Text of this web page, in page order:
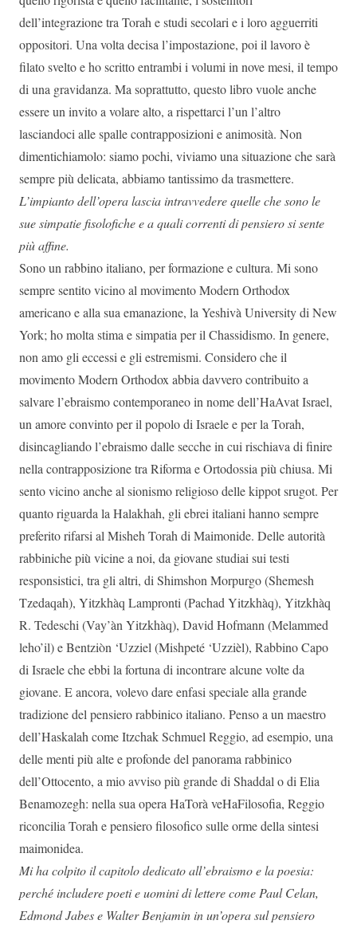
dell’integrazione tra Torah e studi secolari e i loro agguerriti
oppositori. Una volta decisa l’impostazione, poi il lavoro è
filato svelto e ho scritto entrambi i volumi in nove mesi, il tempo
di una gravidanza. Ma soprattutto, questo libro vuole anche
essere un invito a volare alto, a rispettarci l’un l’altro
lasciandoci alle spalle contrapposizioni e animosità. Non
dimentichiamolo: siamo pochi, viviamo una situazione che sarà
sempre più delicata, abbiamo tantissimo da trasmettere.
L’impianto dell’opera lascia intravvedere quelle che sono le
sue simpatie fisolofiche e a quali correnti di pensiero si sente
più affine.
Sono un rabbino italiano, per formazione e cultura. Mi sono
sempre sentito vicino al movimento Modern Orthodox
americano e alla sua emanazione, la Yeshivà University di New
York; ho molta stima e simpatia per il Chassidismo. In genere,
non amo gli eccessi e gli estremismi. Considero che il
movimento Modern Orthodox abbia davvero contribuito a
salvare l’ebraismo contemporaneo in nome dell’HaAvat Israel,
un amore convinto per il popolo di Israele e per la Torah,
disincagliando l’ebraismo dalle secche in cui rischiava di finire
nella contrapposizione tra Riforma e Ortodossia più chiusa. Mi
sento vicino anche al sionismo religioso delle kippot srugot. Per
quanto riguarda la Halakhah, gli ebrei italiani hanno sempre
preferito rifarsi al Misheh Torah di Maimonide. Delle autorità
rabbiniche più vicine a noi, da giovane studiai sui testi
responsistici, tra gli altri, di Shimshon Morpurgo (Shemesh
Tzedaqah), Yitzkhàq Lampronti (Pachad Yitzkhàq), Yitzkhàq
R. Tedeschi (Vay’àn Yitzkhàq), David Hofmann (Melammed
leho’il) e Bentziòn ‘Uzziel (Mishpeté ‘Uzzièl), Rabbino Capo
di Israele che ebbi la fortuna di incontrare alcune volte da
giovane. E ancora, volevo dare enfasi speciale alla grande
tradizione del pensiero rabbinico italiano. Penso a un maestro
dell’Haskalah come Itzchak Schmuel Reggio, ad esempio, una
delle menti più alte e profonde del panorama rabbinico
dell’Ottocento, a mio avviso più grande di Shaddal o di Elia
Benamozegh: nella sua opera HaTorà veHaFilosofia, Reggio
riconcilia Torah e pensiero filosofico sulle orme della sintesi
maimonidea.
Mi ha colpito il capitolo dedicato all’ebraismo e la poesia:
perché includere poeti e uomini di lettere come Paul Celan,
Edmond Jabes e Walter Benjamin in un’opera sul pensiero